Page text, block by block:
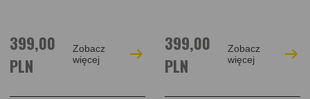
399,00
PLN
Zobacz
więcej
399,00
PLN
Zobacz
więcej